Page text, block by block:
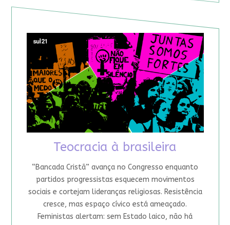
Teocracia à brasileira
“Bancada Cristã” avança no Congresso enquanto
partidos progressistas esquecem movimentos
sociais e cortejam lideranças religiosas. Resistência
cresce, mas espaço cívico está ameaçado.
Feministas alertam: sem Estado laico, não há